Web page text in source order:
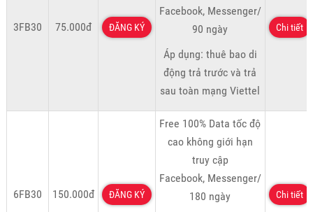
3FB30 75.000đ ĐĂNG KÝ
Facebook, Messenger/
90 ngày
Áp dụng: thuê bao di
động trả trước và trả
sau toàn mạng Viettel
Chi tiết
6FB30 150.000đ ĐĂNG KÝ
Free 100% Data tốc độ
cao không giới hạn
truy cập
Facebook, Messenger/
180 ngày
Chi tiết